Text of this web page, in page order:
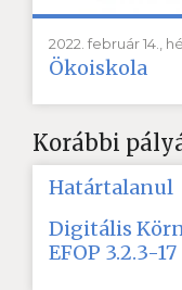
Korábbi
Határtalanul
Digitális
EFOP 3.2.3-17
2022. február 14.,
Ökoiskola